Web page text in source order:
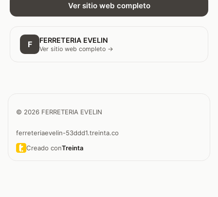
Ver sitio web completo
F FERRETERIA EVELIN
Ver sitio web completo →
© 2026 FERRETERIA EVELIN
ferreteriaevelin-53ddd1.treinta.co
Creado conTreinta